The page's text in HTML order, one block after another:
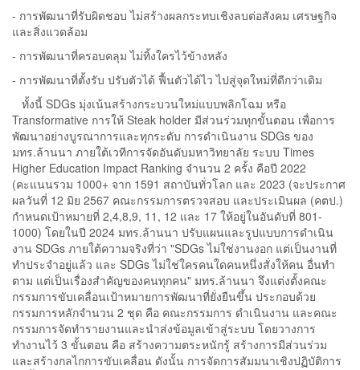
- การพัฒนาที่รับผิดชอบ ไม่สร้างผลกระทบเชิงลบต่อสังคม เศรษฐกิจ
และสิ่งแวดล้อม
- การพัฒนาที่ครอบคลุม ไม่ทิ้งใครไว้ข้างหลัง
- การพัฒนาที่ตั้งรับ ปรับตัวได้ ฟื้นตัวได้ไว ไปสู่จุดใหม่ที่ดีกว่าเดิม
ทั้งนี้ SDGs มุ่งเน้นสร้างกระบวนใหม่แบบพลิกโฉม หรือ
Transformative การให้ Steak holder มีส่วนร่วมทุกขั้นตอน เพื่อการ
พัฒนาอย่างบูรณาการและทุกระดับ การดำเนินงาน SDGs ของ
มทร.ล้านนา ภายใต้เวทีการจัดอันดับมหาวิทยาลัย ระบบ Times
Higher Education Impact Ranking จำนวน 2 ครั้ง คือปี 2022
(คะแนนรวม 1000+ จาก 1591 สถาบันทั่วโลก และ 2023 (จะประกาศ
ผลวันที่ 12 มิย 2567 คณะกรรมการตรวจสอบ และประเมินผล (คตป.)
กำหนดเป้าหมายที่ 2,4,8,9, 11, 12 และ 17 ให้อยู่ในอันดับที่ 801-
1000) โดยในปี 2024 มทร.ล้านนา ปรับแผนและรูปแบบการดำเนิน
งาน SDGs ภายใต้ความจริงที่ว่า "SDGs ไม่ใช่งานงอก แต่เป็นงานที่
ทำประจำอยู่แล้ว และ SDGs ไม่ใช่ใครคนใดคนหนึ่งสั่งให้คน อื่นทำ
ตาม แต่เป็นเรื่องสำคัญของคนทุกคน" มทร.ล้านนา จึงแต่งตั้งคณะ
กรรมการขับเคลื่อนเป้าหมายการพัฒนาที่ยั่งยืนขึ้น ประกอบด้วย
กรรมการหลักจำนวน 2 ชุด คือ คณะกรรมการ ดำเนินงาน และคณะ
กรรมการจัดทำรายงานและนำส่งข้อมูลเข้าสู่ระบบ โดยวางการ
ทำงานไว้ 3 ขั้นตอน คือ สร้างความตระหนักรู้ สร้างการมีส่วนร่วม
และสร้างกลไกการขับเคลื่อน ดังนั้น การจัดการสัมมนาเชิงปฏิบัติการ